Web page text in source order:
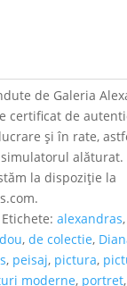
de Galeria
certificat de
și în rate,
alăturat.
la dispoziție la
Etichete: alexandras,
, de colectie,
, peisaj, pictura,
moderne, portret,